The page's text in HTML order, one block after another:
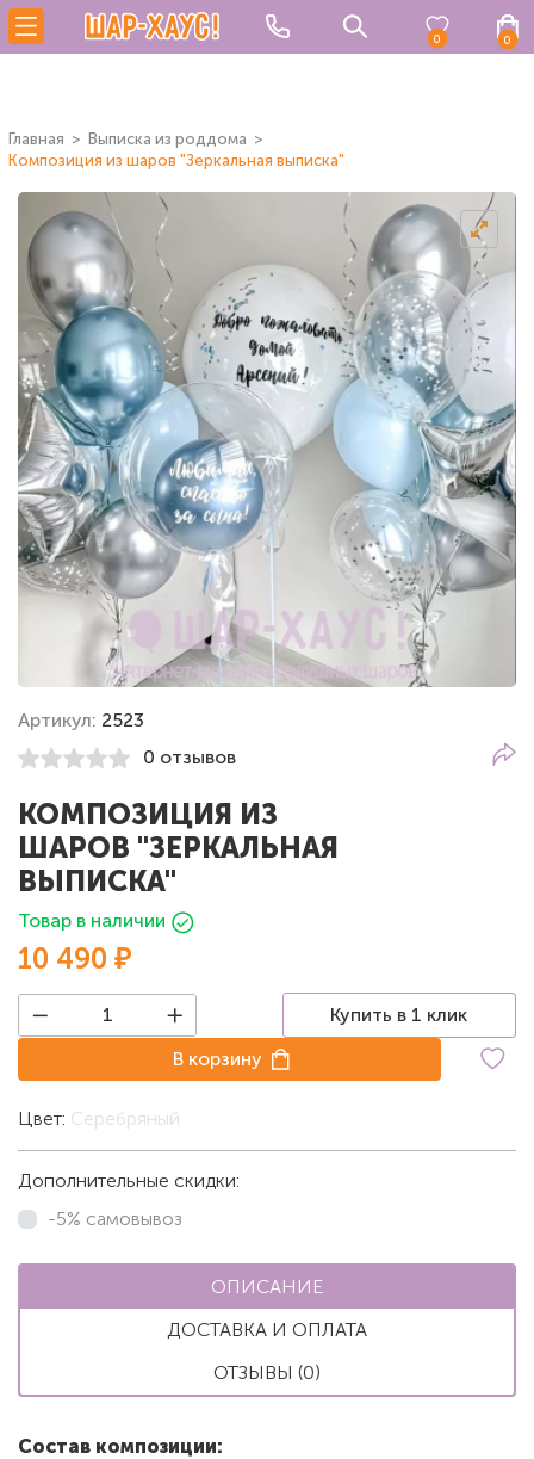
0 0
Главная
Выписка из роддома
Композиция из шаров "Зеркальная выписка"
Артикул: 2523
0 отзывов
КОМПОЗИЦИЯ ИЗ
ШАРОВ "ЗЕРКАЛЬНАЯ
ВЫПИСКА"
Товар в наличии
10 490 ₽
Купить в 1 клик
В корзину
Цвет: Серебряный
Дополнительные скидки:
-5% самовывоз
ОПИСАНИЕ
ДОСТАВКА И ОПЛАТА
ОТЗЫВЫ (0)
Состав композиции: